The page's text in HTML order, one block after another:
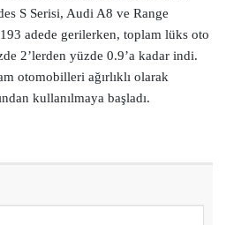
S Serisi, Audi A8 ve Range
193 adede gerilerken, toplam lüks oto
2’lerden yüzde 0.9’a kadar indi.
otomobilleri ağırlıklı olarak
kullanılmaya başladı.